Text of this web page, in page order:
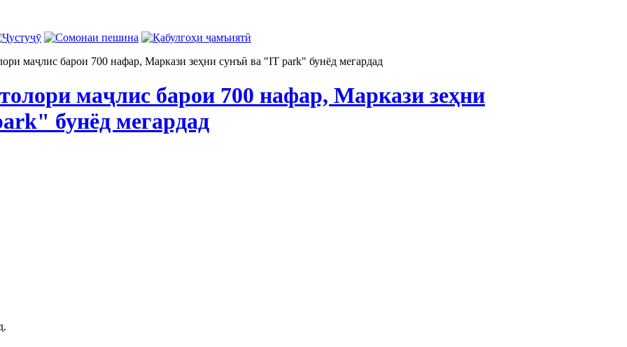
маҷлис барои 700 нафар, Маркази зеҳни сунъӣ ва "IT park" бунёд мегардад
маҷлис барои 700 нафар, Маркази зеҳни
бунёд мегардад